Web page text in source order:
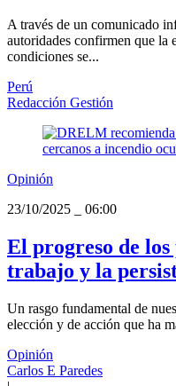
A través de un comunicado
autoridades confirmen que la
condiciones se...
Perú
Redacción Gestión
Opinión
23/10/2025
06:00
El progreso de los
trabajo y la
Un rasgo fundamental de
elección y de acción que ha
Opinión
Carlos E Paredes